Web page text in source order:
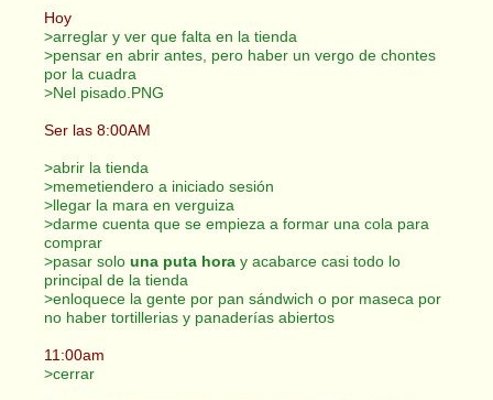
Hoy
>arreglar y ver que falta en la tienda
>pensar en abrir antes, pero haber un vergo de chontes
por la cuadra
>Nel pisado.PNG
Ser las 8:00AM
>abrir la tienda
>memetiendero a iniciado sesión
>llegar la mara en verguiza
>darme cuenta que se empieza a formar una cola para
comprar
>pasar solo una puta hora y acabarce casi todo lo
principal de la tienda
>enloquece la gente por pan sándwich o por maseca por
no haber tortillerias y panaderías abiertos
11:00am
>cerrar